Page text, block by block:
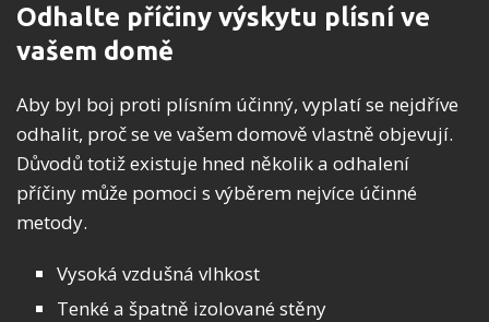
Odhalte příčiny výskytu plísní ve
vašem domě
Aby byl boj proti plísním účinný, vyplatí se nejdříve
odhalit, proč se ve vašem domově vlastně objevují.
Důvodů totiž existuje hned několik a odhalení
příčiny může pomoci s výběrem nejvíce účinné
metody.
Vysoká vzdušná vlhkost
Tenké a špatně izolované stěny